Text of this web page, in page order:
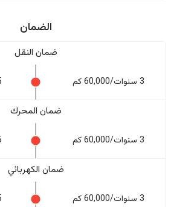
الضمان
ضمان النقل
3 سنوات/60,000 كم 5
ضمان المحرك
3 سنوات/60,000 كم 5
ضمان الكهربائي
3 سنوات/60,000 كم 5